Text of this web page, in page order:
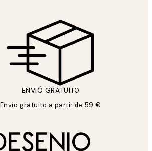
ENVIÓ GRATUITO
Envío gratuito a partir de 59 €